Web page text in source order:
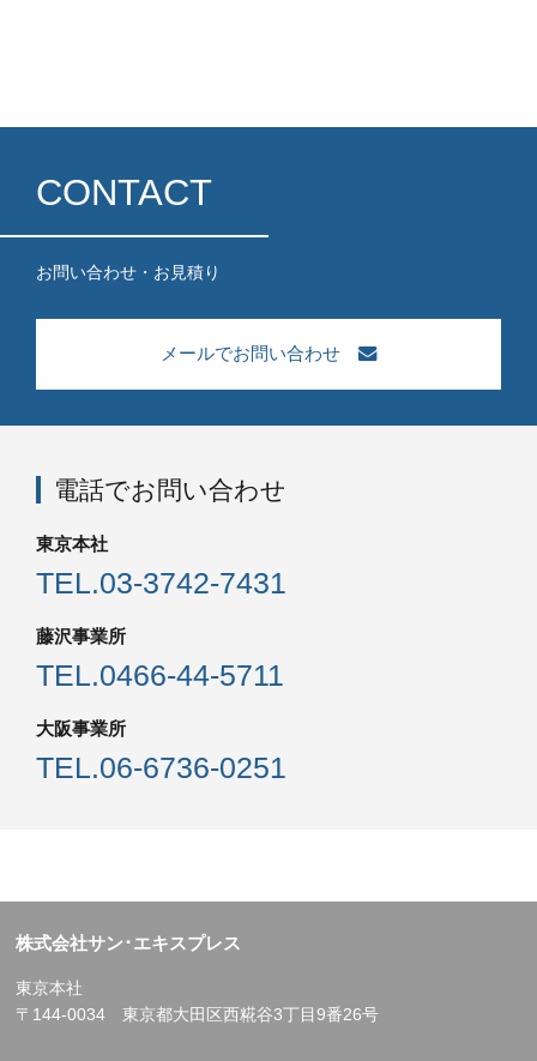
CONTACT
お問い合わせ・お見積り
メールでお問い合わせ
電話でお問い合わせ
東京本社
TEL.03-3742-7431
藤沢事業所
TEL.0466-44-5711
大阪事業所
TEL.06-6736-0251
株式会社サン･エキスプレス
東京本社
〒144-0034 東京都大田区西糀谷3丁目9番26号